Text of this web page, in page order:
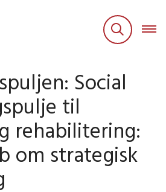
Social
til
rehabilitering:
om strategisk